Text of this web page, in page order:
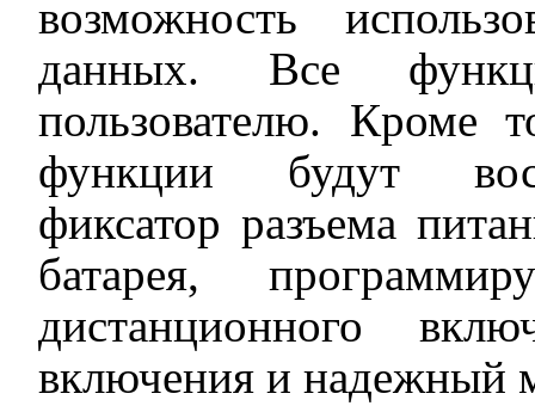
возможность
данных. Все
пользователю. Кроме
функции будут
фиксатор разъема
батарея,
дистанционного
включения и надежный